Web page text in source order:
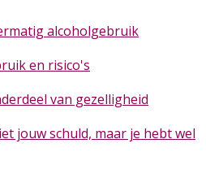
alcoholgebruik
en risico's
van gezelligheid
jouw schuld, maar je hebt wel